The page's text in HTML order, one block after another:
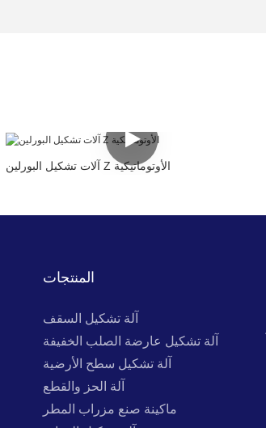
آلات تشكيل البورلين Z الأوتوماتيكية
المنتجات
آلة تشكيل السقف
آلة تشكيل عارضة الصلب الخفيفة
آلة تشكيل سطح الأرضية
آلة الحز والقطع
ماكينة صنع مزراب المطر